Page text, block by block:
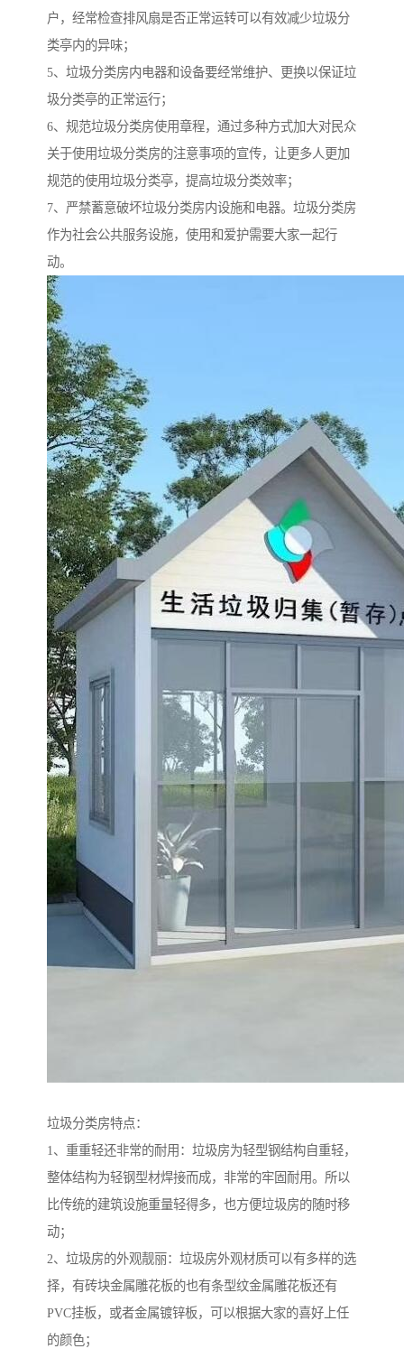
户，经常检查排风扇是否正常运转可以有效减少垃圾分
类亭内的异味；
5、垃圾分类房内电器和设备要经常维护、更换以保证垃
圾分类亭的正常运行；
6、规范垃圾分类房使用章程，通过多种方式加大对民众
关于使用垃圾分类房的注意事项的宣传，让更多人更加
规范的使用垃圾分类亭，提高垃圾分类效率；
7、严禁蓄意破坏垃圾分类房内设施和电器。垃圾分类房
作为社会公共服务设施，使用和爱护需要大家一起行
动。
垃圾分类房特点：
1、重重轻还非常的耐用：垃圾房为轻型钢结构自重轻，
整体结构为轻钢型材焊接而成，非常的牢固耐用。所以
比传统的建筑设施重量轻得多，也方便垃圾房的随时移
动；
2、垃圾房的外观靓丽：垃圾房外观材质可以有多样的选
择，有砖块金属雕花板的也有条型纹金属雕花板还有
PVC挂板，或者金属镀锌板，可以根据大家的喜好上任
的颜色；